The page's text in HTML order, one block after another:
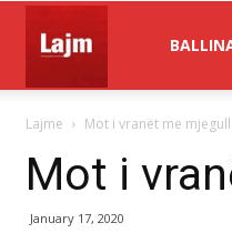
Lajm
Lajme Mot i vranët me
Mot i
January 17, 2020